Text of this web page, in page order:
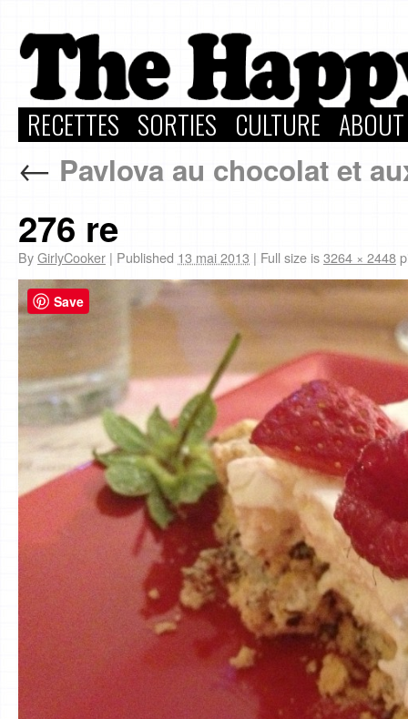
RECETTES SORTIES CULTURE
← Pavlova au chocolat et
276 re
ByGirlyCooker | Published 13 mai 2013 | Full size is3264 × 2448
Save